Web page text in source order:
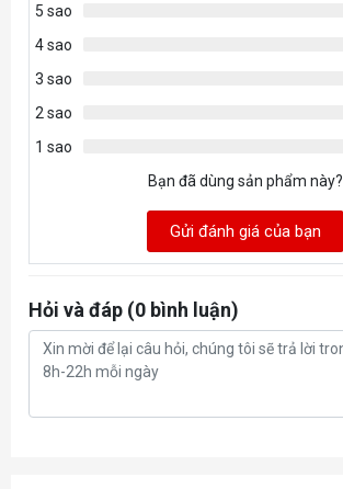
5 sao
4 sao
3 sao
2 sao
1 sao
Bạn đã dùng sản phẩm này?
Gửi đánh giá của bạn
Hỏi và đáp (0 bình luận)